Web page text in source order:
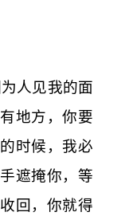
人见我的面
地方，你要
时候，我必
遮掩你，等
回，你就得